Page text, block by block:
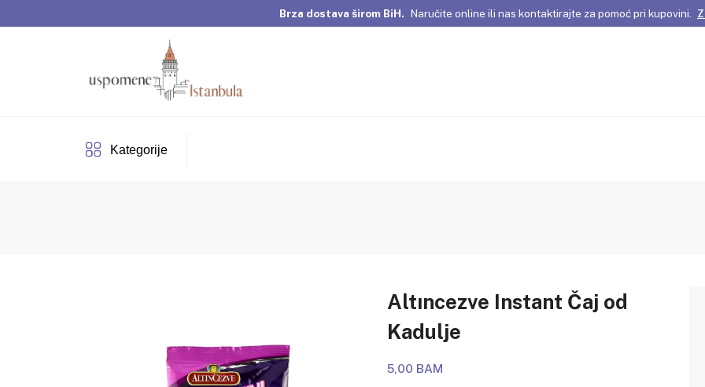
Brza dostava širom BiH. Naručite online ili nas kontaktirajte za pomoć pri kupovini.
Dobrodošli u Uspomene Istanbula! Pažljivo odabrani proizvodi i posebne ponude za
Kategorije
Altıncezve Instant Čaj od
Kadulje
5,00 BAM